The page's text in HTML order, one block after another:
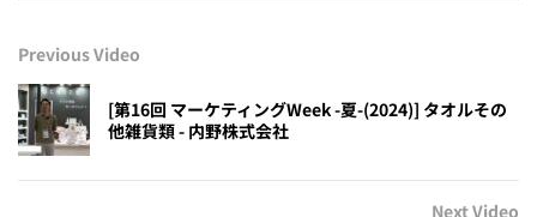
Previous Video
[第16回 マーケティングWeek -夏-(2024)] タオルその
他雑貨類 - 内野株式会社
Next Video